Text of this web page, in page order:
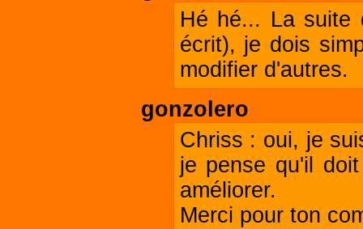
Hé hé... La suite
écrit), je dois
modifier d'autres.
gonzolero
Chriss : oui, je
je pense qu'il
améliorer.
Merci pour ton